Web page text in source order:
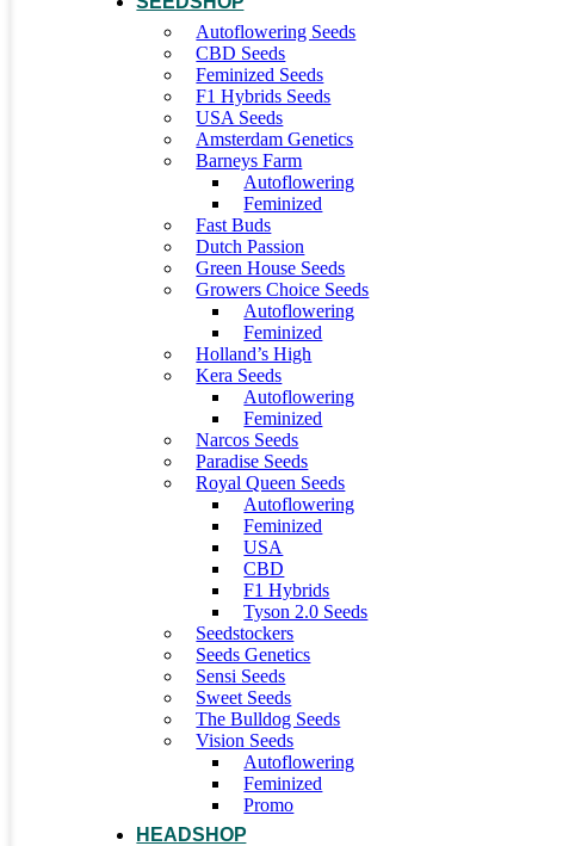
Autoflowering Seeds
CBD Seeds
Feminized Seeds
F1 Hybrids Seeds
USA Seeds
Amsterdam Genetics
Barneys Farm
Autoflowering
Feminized
Fast Buds
Dutch Passion
Green House Seeds
Growers Choice Seeds
Autoflowering
Feminized
Holland’s High
Kera Seeds
Autoflowering
Feminized
Narcos Seeds
Paradise Seeds
Royal Queen Seeds
Autoflowering
Feminized
USA
CBD
F1 Hybrids
Tyson 2.0 Seeds
Seedstockers
Seeds Genetics
Sensi Seeds
Sweet Seeds
The Bulldog Seeds
Vision Seeds
Autoflowering
Feminized
Promo
HEADSHOP